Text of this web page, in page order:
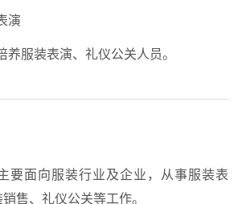
演
服装表演、礼仪公关人员。
面向服装行业及企业，从事服装表
售、礼仪公关等工作。